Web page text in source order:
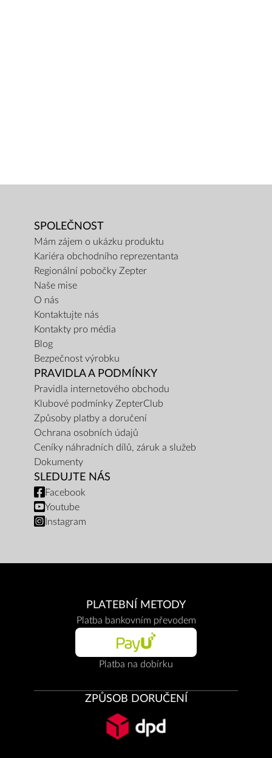
SPOLEČNOST
Mám zájem o ukázku produktu
Kariéra obchodního reprezentanta
Regionální pobočky Zepter
Naše mise
O nás
Kontaktujte nás
Kontakty pro média
Blog
Bezpečnost výrobku
PRAVIDLA A PODMÍNKY
Pravidla internetového obchodu
Klubové podmínky ZepterClub
Způsoby platby a doručení
Ochrana osobních údajů
Ceníky náhradních dílů, záruk a služeb
Dokumenty
SLEDUJTE NÁS
Facebook
Youtube
Instagram
PLATEBNÍ METODY
Platba bankovním převodem
Platba na dobírku
ZPŮSOB DORUČENÍ